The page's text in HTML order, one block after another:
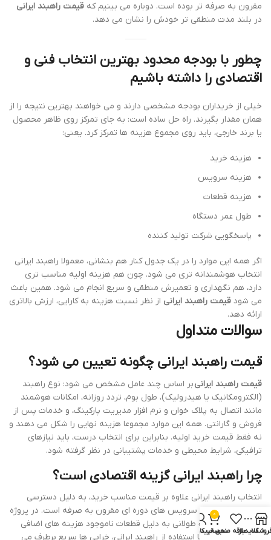
مقرون به صرفه تر بوده است. دوباره می بینیم که قیمت راهبند ایرانی
در بلند مدت منطقی تر خودش را نشان می دهد.
چطور با بودجه محدود بهترین انتخاب فنی و
اقتصادی را داشته باشیم
خیلی از خریداران بودجه مشخصی دارند و می خواهند بهترین نتیجه را از
همان مقدار بگیرند. راه حل ساده است: به جای تمرکز روی ظاهر محصول
یا برند خارجی، باید روی مجموع هزینه ها تمرکز کرد. یعنی:
هزینه خرید
هزینه سرویس
هزینه قطعات
طول عمر دستگاه
پاسخگویی شرکت تولید کننده
اگر همه این موارد را در یک جدول کنار هم بنشانی، معمولا راهبند ایرانی
انتخاب هوشمندانه تری می شود. چون هم هزینه اولیه مناسب تری
دارد، هم نگهداری و تعمیرش منطقی و سریع انجام می شود. همین باعث
می شود قیمت راهبند ایرانی از نظر نسبت هزینه به کارایی، ارزش بالاتری
ارائه دهد.
سوالات متداول
قیمت راهبند ایرانی چگونه تعیین می شود؟
قیمت راهبند ایرانیبر اساس چند عامل مشخص می شود: نوع راهبند
(الکترومکانیک یا هیدرولیک)، طول بوم، تردد روزانه، امکانات هوشمند
مانند اتصال به پلاک خوان و نرم افزار مدیریت پارکینگ، و خدمات پس از
فروش و گارانتی. همه این موارد مجموعا هزینه نهایی را شکل می دهند و
نه فقط قیمت خرید اولیه. بنابراین برای انتخاب درست، باید نیازهای
ترافیکی، شرایط محیطی و خدمات پشتیبانی در نظر گرفته شود.
چرا راهبند ایرانی گزینه اقتصادی است؟
انتخاب راهبند ایرانی علاوه بر قیمت مناسب خرید، به دلیل دسترسی
سریع به قطعات و سرویس های دوره ای مقرون به صرفه است. در پروژه
های پرتردد، توقف طولانی به دلیل قطعات ناموجود هزینه های اضافی
ایجاد می کند، اما با استفاده از راهبند ایرانی، خرابی ها سریع برطرف می
سایدبارعلاقه مندی
0
سبد خرید
حساب کاربری من